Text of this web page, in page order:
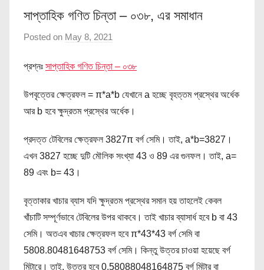
সাপ্তাহিক গণিত চিন্তা – ০৩৮, এর সমাধান
Posted on May 8, 2021
পূ
চি
ন্তা
প্রশ্নঃ সাপ্তাহিক গণিত চিন্তা – ০৩৮
উপবৃত্তের ক্ষেত্রফল = π*a*b যেখানে a হচ্ছে বৃহত্তম প্রস্থের অর্ধেক
আর b হবে ক্ষুদ্রতম প্রস্থের অর্ধেক।
প্রদত্ত টেবিলের ক্ষেত্রফল 3827π বর্গ সেমি। তাই, a*b=3827।
এখন 3827 হচ্ছে দুটি মৌলিক সংখ্যা 43 ও 89 এর গুনফল। তাই, a=
89 এবং b= 43।
বৃত্তাকার খাচার ব্যাস যদি ক্ষুদ্রতম প্রস্থের সমান হয় তাহলেই কেবল
খাঁচাটি সম্পূর্ণভাবে টেবিলের উপর থাকবে। তাই খাচার ব্যাসার্ধ হবে b বা 43
সেমি। অতএব খাচার ক্ষেত্রফল হবে π*43*43 বর্গ সেমি বা
5808.80481648753 বর্গ সেমি। কিন্তু উত্তর চাওয়া হয়েছে বর্গ
মিটারে। তাই, উত্তর হবে 0.58088048164875 বর্গ মিটার বা